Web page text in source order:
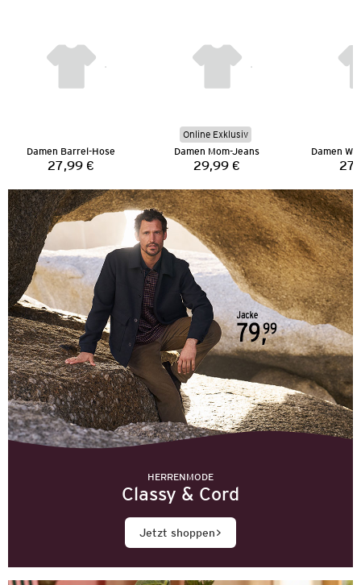
Damen Barrel-Hose
Preis:
27,99 €
Online Exklusiv
Damen Mom-Jeans
Preis:
29,99 €
Damen
HERRENMODE
Classy & Cord
Jetzt shoppen